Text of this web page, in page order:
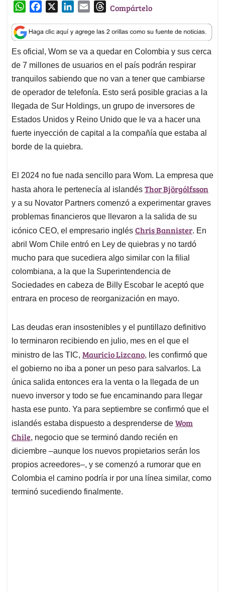
W
a
t
s
A
p
p
c
e
b
o
o
k
n
k
e
d
I
n
a
i
l
T
r
e
a
d
s
Compártelo
Es oficial, Wom se va a quedar en Colombia y sus cerca
de 7 millones de usuarios en el país podrán respirar
tranquilos sabiendo que no van a tener que cambiarse
de operador de telefonía. Esto será posible gracias a la
llegada de Sur Holdings, un grupo de inversores de
Estados Unidos y Reino Unido que le va a hacer una
fuerte inyección de capital a la compañía que estaba al
borde de la quiebra.
El 2024 no fue nada sencillo para Wom. La empresa que
hasta ahora le pertenecía al islandés Thor Björgólfsson
y a su Novator Partners comenzó a experimentar graves
problemas financieros que llevaron a la salida de su
icónico CEO, el empresario inglés Chris Bannister. En
abril Wom Chile entró en Ley de quiebras y no tardó
mucho para que sucediera algo similar con la filial
colombiana, a la que la Superintendencia de
Sociedades en cabeza de Billy Escobar le aceptó que
entrara en proceso de reorganización en mayo.
Las deudas eran insostenibles y el puntillazo definitivo
lo terminaron recibiendo en julio, mes en el que el
ministro de las TIC, Mauricio Lizcano, les confirmó que
el gobierno no iba a poner un peso para salvarlos. La
única salida entonces era la venta o la llegada de un
nuevo inversor y todo se fue encaminando para llegar
hasta ese punto. Ya para septiembre se confirmó que el
islandés estaba dispuesto a desprenderse de Wom
Chile, negocio que se terminó dando recién en
diciembre –aunque los nuevos propietarios serán los
propios acreedores–, y se comenzó a rumorar que en
Colombia el camino podría ir por una línea similar, como
terminó sucediendo finalmente.